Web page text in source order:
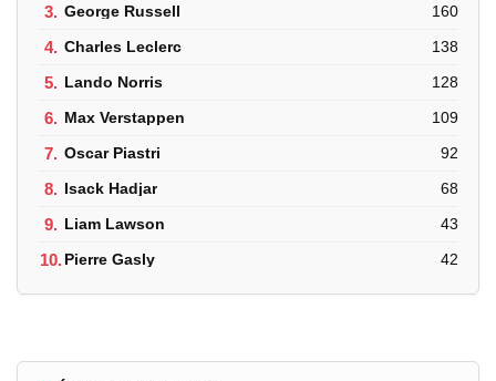
3. George Russell 160
4. Charles Leclerc 138
5. Lando Norris 128
6. Max Verstappen 109
7. Oscar Piastri 92
8. Isack Hadjar 68
9. Liam Lawson 43
10.Pierre Gasly 42